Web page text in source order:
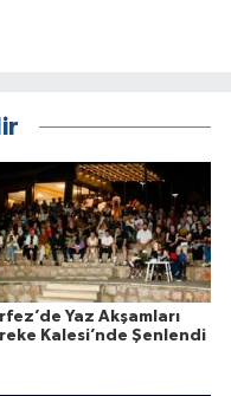
Yaz Akşamları
Kalesi’nde Şenlendi